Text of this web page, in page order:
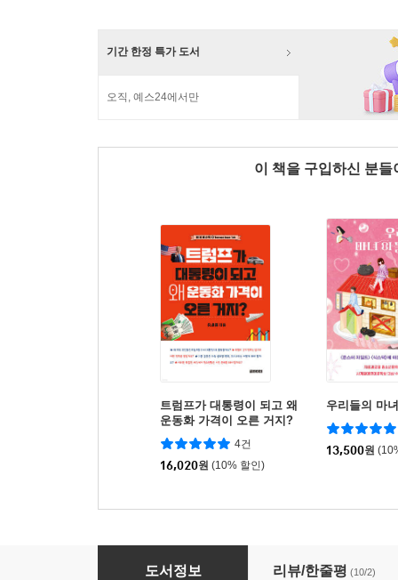
기간 한정 특가 도서
오직, 예스24에서만
이 책을 구입하신 분
트럼프가 대통령이 되고 왜
운동화 가격이 오른 거지?
4건
16,020원 (10% 할인)
우리들의 마
13,500원
신의주 백선 백화점
도서정보 리뷰/한줄평 (10/2)